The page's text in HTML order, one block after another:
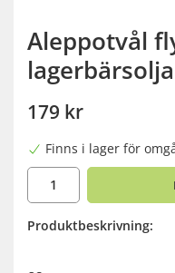
Aleppotvål
179 kr
Finns i lager för
Produktbeskrivning: